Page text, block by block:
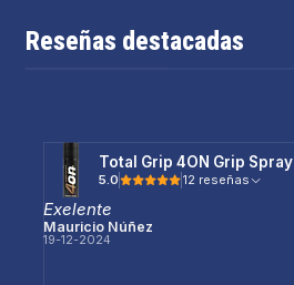
Reseñas destacadas
Total Grip 4ON Grip Spray
5.0 12 reseñas
Exelente
Mauricio Núñez
19-12-2024